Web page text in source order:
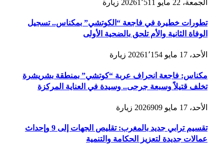
الجمعة، 22 مايو 2026 1٬511 زيارة
تطورات خطيرة في فاجعة “الكوتشي” بمكناس.. تسجيل
الوفاة الثانية والأم تلحق بالضحية الأولى
الأحد، 17 مايو 2026 1٬154 زيارة
مكناس: فاجعة انحراف عربة “كوتشي” بمنطقة بشريشرة
تخلف قتيلاً وسبعة جرحى.. وسيدة في العناية المركزة
الأحد، 17 مايو 2026 909 زيارة
تقسيم ترابي جديد بالمغرب: تقليص الجهات إلى 9 وإحداث
عمالات جديدة لتعزيز الحكامة والتنمية